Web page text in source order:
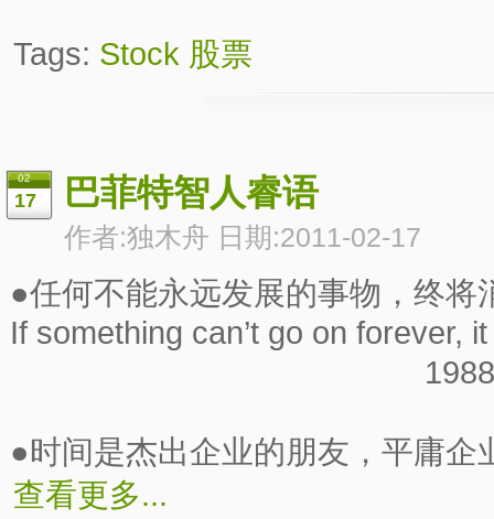
Tags: Stock 股票
02
17 巴菲特智人睿语
作者:独木舟 日期:2011-02-17
●任何不能永远发展的事物，终将
If something can’t go on forever,
1988年年
●时间是杰出企业的朋友，平庸企
查看更多...